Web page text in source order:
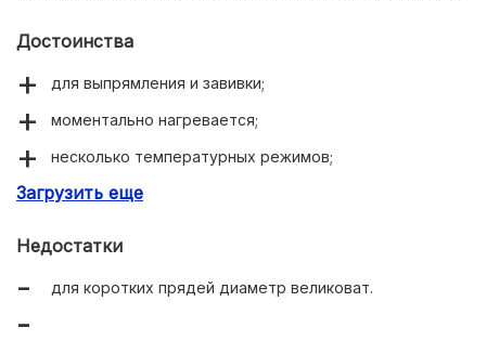
Достоинства
для выпрямления и завивки;
моментально нагревается;
несколько температурных режимов;
защита от перегрева;
Загрузить еще
Недостатки
для коротких прядей диаметр великоват.